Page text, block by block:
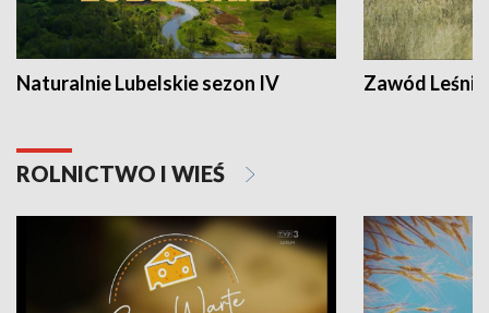
Naturalnie Lubelskie sezon IV Zawód Leśnik
ROLNICTWO I WIEŚ